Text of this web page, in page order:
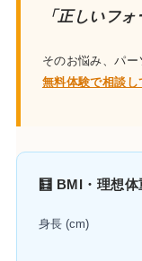
「正しいフ
そのお悩み、パー
無料体験で相談し
🧮 BMI・理想
身長 (cm)